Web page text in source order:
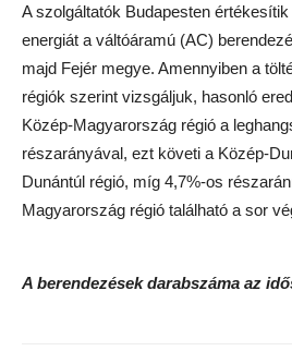
A szolgáltatók Budapesten
energiát a váltóáramú (AC)
majd Fejér megye. Amennyiben a
régiók szerint vizsgáljuk, hasonló
Közép-Magyarország régió a
részarányával, ezt követi a Közép-
Dunántúl régió, míg 4,7%-os
Magyarország régió található a sor
A berendezések darabszáma az